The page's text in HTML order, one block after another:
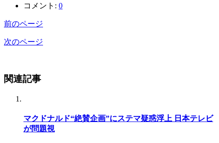
コメント: 0
前のページ
次のページ
関連記事
マクドナルド“絶賛企画”にステマ疑惑浮上 日本テレビ
が問題視